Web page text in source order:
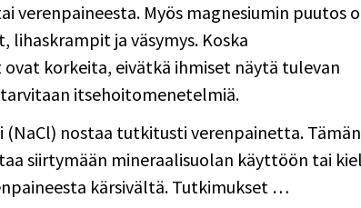
verenpaineesta. Myös magnesiumin puutos
lihaskrampit ja väsymys. Koska
korkeita, eivätkä ihmiset näytä tulevan
itsehoitomenetelmiä.
(NaCl) nostaa tutkitusti verenpainetta. Tämän
siirtymään mineraalisuolan käyttöön tai
kärsivältä. Tutkimukset …